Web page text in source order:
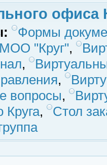
офиса
Формы
"Круг",
,
,
вопросы,
Круга,
Стол